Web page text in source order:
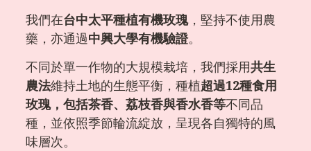
我們在台中太平種植有機玫瑰，堅持不使用農
藥，亦通過中興大學有機驗證。
不同於單一作物的大規模栽培，我們採用共生
農法維持土地的生態平衡，種植超過12種食用
玫瑰，包括茶香、荔枝香與香水香等不同品
種，並依照季節輪流綻放，呈現各自獨特的風
味層次。